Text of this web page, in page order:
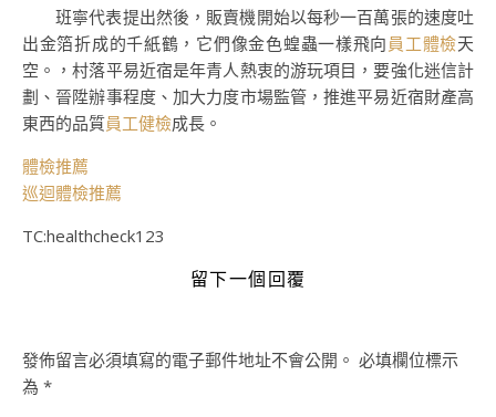
班寧代表提出然後，販賣機開始以每秒一百萬張的速度吐
出金箔折成的千紙鶴，它們像金色蝗蟲一樣飛向 員工體檢天
空。，村落平易近宿是年青人熱衷的游玩項目，要強化迷信計
劃、晉陞辦事程度、加大力度市場監管，推進平易近宿財產高
東西的品質員工健檢成長。
體檢推薦
巡迴體檢推薦
TC:healthcheck123
留下一個回覆
發佈留言必須填寫的電子郵件地址不會公開。 必填欄位標示
為 *